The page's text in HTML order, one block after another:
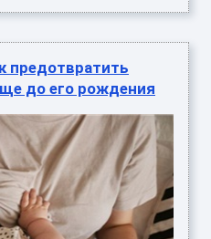
предотвратить
до его рождения